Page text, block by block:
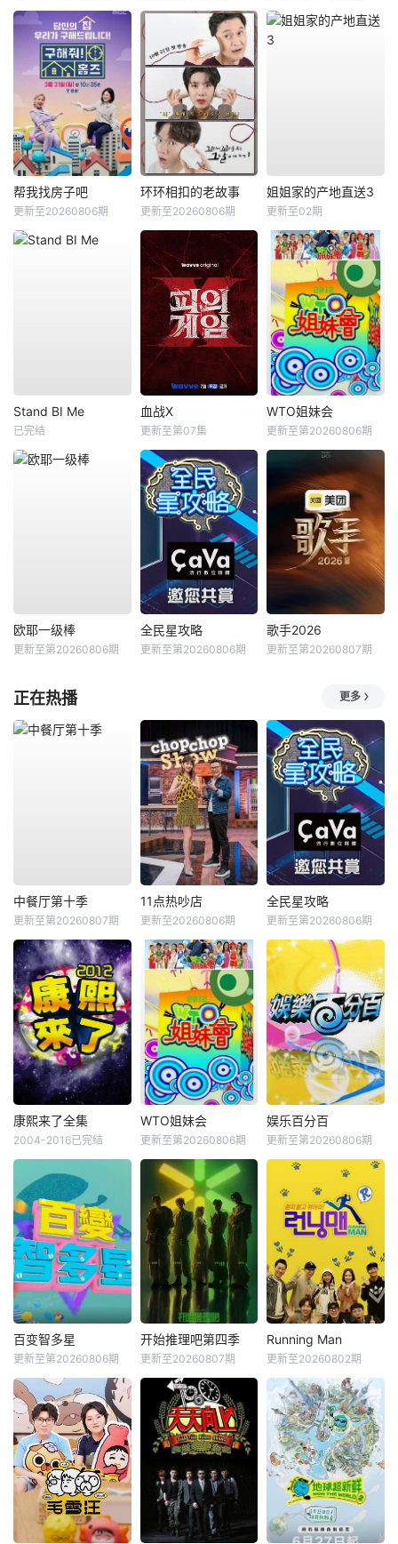
帮我找房子吧
更新至20260806期
环环相扣的老故事
更新至20260806期
姐姐家的产地直送3
更新至02期
Stand BI Me
已完结
血战X
更新至第07集
WTO姐妹会
更新至第20260806期
欧耶一级棒
更新至第20260806期
全民星攻略
更新至第20260806期
歌手2026
更新至第20260807期
正在热播 更多
中餐厅第十季
更新至第20260807期
11点热吵店
更新至20260806期
全民星攻略
更新至第20260806期
康熙来了全集
2004-2016已完结
WTO姐妹会
更新至第20260806期
娱乐百分百
更新至第20260806期
百变智多星
更新至第20260806期
开始推理吧第四季
更新至20260807期
Running Man
更新至20260802期